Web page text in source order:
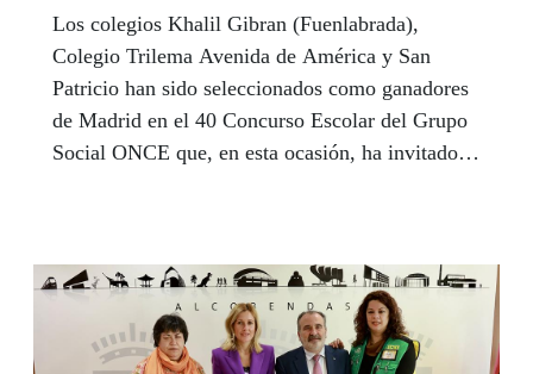
Los colegios Khalil Gibran (Fuenlabrada),
Colegio Trilema Avenida de América y San
Patricio han sido seleccionados como ganadores
de Madrid en el 40 Concurso Escolar del Grupo
Social ONCE que, en esta ocasión, ha invitado a
palabras que definen la importancia de la
inclusión de las personas con discapacidad en la
sociedad.